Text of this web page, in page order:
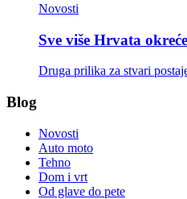
Novosti
Sve više Hrvata
Druga prilika za stvari
Blog
Novosti
Auto moto
Tehno
Dom i vrt
Od glave do pete